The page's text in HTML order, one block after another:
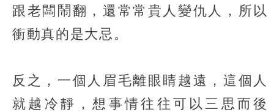
跟老闆鬧翻，還常常貴人變仇人，所以
衝動真的是大忌。
反之，一個人眉毛離眼睛越遠，這個人
就越冷靜，想事情往往可以三思而後